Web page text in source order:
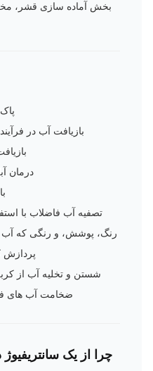
بخش آماده سازی قشر،
بازیافت آب در
درمان
تصفیه آب فاضلاب با
رنگ، پوشش، و رنگی که آب
پردازش
شستن و تخلیه آب از
ضخامت آب های
چرا از یک